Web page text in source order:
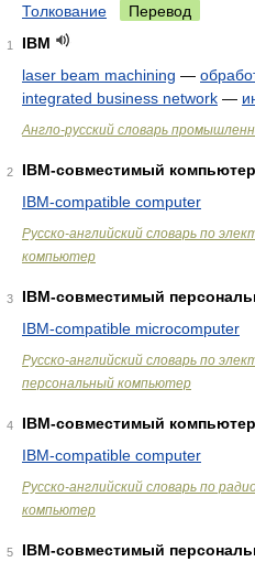
Толкование Перевод
1
IBM
laser beam machining —
integrated business network —
Англо-русский словарь
2
IBM-совместимый компьютер
IBM-compatible computer
Русско-английский словарь по
компьютер
3
IBM-совместимый
IBM-compatible microcomputer
Русско-английский словарь по
персональный компьютер
4
IBM-совместимый компьютер
IBM-compatible computer
Русско-английский словарь по
компьютер
5
IBM-совместимый